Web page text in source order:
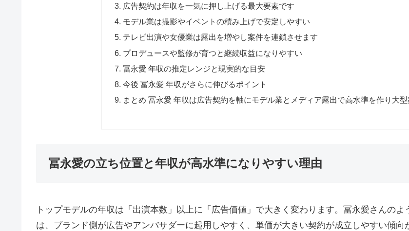
広告契約は年収を一気に押し上げる最大要素です
モデル業は撮影やイベントの積み上げで安定しやすい
テレビ出演や女優業は露出を増やし案件を連鎖させます
プロデュースや監修が育つと継続収益になりやすい
冨永愛 年収の推定レンジと現実的な目安
今後 冨永愛 年収がさらに伸びるポイント
まとめ 冨永愛 年収は広告契約を軸にモデル業とメディア露出で高水準を作り大
冨永愛の立ち位置と年収が高水準になりやすい理由
トップモデルの年収は「出演本数」以上に「広告価値」で大きく変わります。冨永愛さんの
は、ブランド側が広告やアンバサダーに起用しやすく、単価が大きい契約が成立しやすい傾向